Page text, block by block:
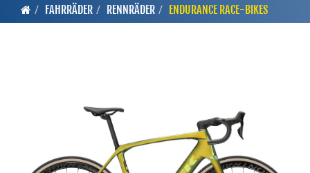
FAHRRÄDER RENNRÄDER ENDURANCE RACE-BIKES